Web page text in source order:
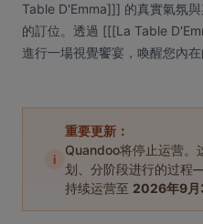
Table D'Emma]]] 的真實氣氛
的訂位。透過 [[[La Table
進行一場視覺饗宴，喚醒您內在
i
重要更新：
Quandoo将停止运营。
划、分阶段进行的过
持续运营至 2026年9月